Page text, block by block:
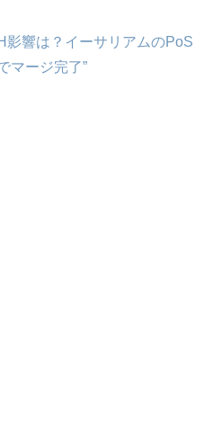
影響は？イーサリアムのPoS
マージ完了”